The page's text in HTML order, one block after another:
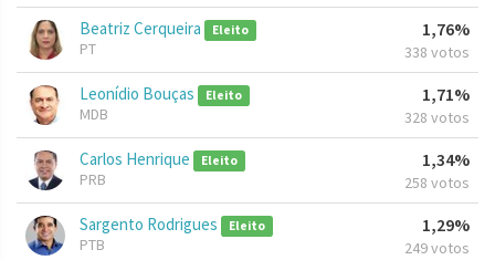
Beatriz Cerqueira Eleito
PT
1,76%
338 votos
Leonídio Bouças Eleito
MDB
1,71%
328 votos
Carlos Henrique Eleito
PRB
1,34%
258 votos
Sargento Rodrigues Eleito
PTB
1,29%
249 votos